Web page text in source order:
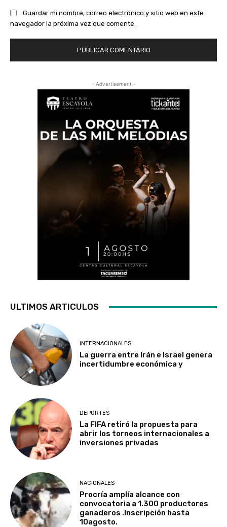
Guardar mi nombre, correo electrónico y sitio web en este
navegador la próxima vez que comente.
- Advertisement -
ULTIMOS ARTICULOS
INTERNACIONALES
La guerra entre Irán e Israel genera
incertidumbre económica y
DEPORTES
La FIFA retiró la propuesta para
abrir los torneos internacionales a
inversiones privadas
NACIONALES
Procría amplía alcance con
convocatoria a 1.300 productores
ganaderos .Inscripción hasta
10agosto.